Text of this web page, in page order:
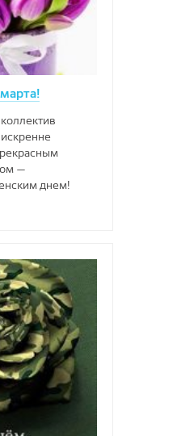
—
днем!